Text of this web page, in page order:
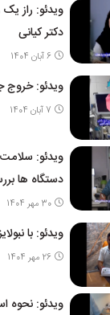
ویدئو: راز
دکتر کیانی
6 آبان 1404
ویدئو:
7 آبان 1404
ویدئو: سلامت
دستگاه ها
30 مهر 1404
ویدئو: با
26 مهر 1404
ویدئو: نحوه